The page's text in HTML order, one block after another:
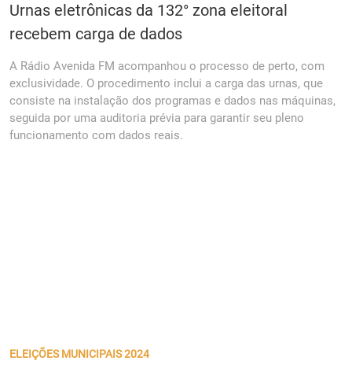
Urnas eletrônicas da 132° zona eleitoral
recebem carga de dados
A Rádio Avenida FM acompanhou o processo de perto, com
exclusividade. O procedimento inclui a carga das urnas, que
consiste na instalação dos programas e dados nas máquinas,
seguida por uma auditoria prévia para garantir seu pleno
funcionamento com dados reais.
ELEIÇÕES MUNICIPAIS 2024